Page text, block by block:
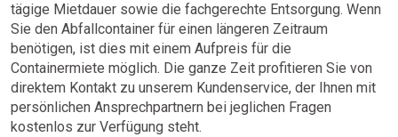
tägige Mietdauer sowie die fachgerechte Entsorgung. Wenn
Sie den Abfallcontainer für einen längeren Zeitraum
benötigen, ist dies mit einem Aufpreis für die
Containermiete möglich. Die ganze Zeit profitieren Sie von
direktem Kontakt zu unserem Kundenservice, der Ihnen mit
persönlichen Ansprechpartnern bei jeglichen Fragen
kostenlos zur Verfügung steht.